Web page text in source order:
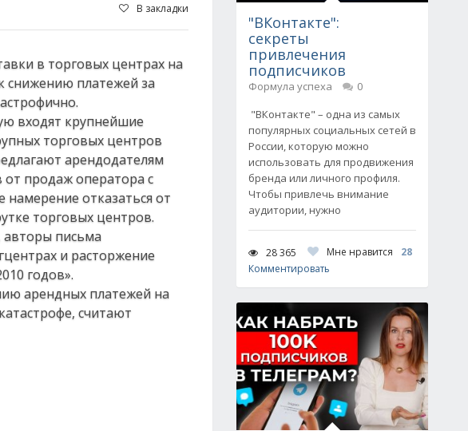
В закладки
в торговых центрах на
снижению платежей за
входят крупнейшие
торговых центров
арендодателям
от продаж оператора с
отказаться от
торговых центров.
авторы письма
и расторжение
годов».
арендных платежей на
считают
"ВКонтакте":
секреты
привлечения
подписчиков
Формула успеха
0
"ВКонтакте" – одна из самых
популярных социальных сетей в
России, которую можно
использовать для продвижения
бренда или личного профиля.
Чтобы привлечь внимание
аудитории, нужно
28 365 Мне нравится
28
Комментировать